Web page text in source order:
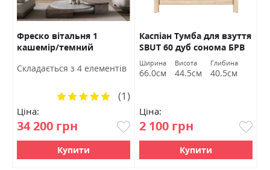
Фреско вітальня 1
кашемір/темний
Cкладається з 4 елементів
Ціна:
34 200 грн
Рейтинг:
(1)
Купити
Каспіан Тумба для взуття
SBUT 60 дуб сонома БРВ
Україна
Ширина
66.0см
Висота
44.5см
Глибина
40.5см
Ціна:
2 100 грн
Купити